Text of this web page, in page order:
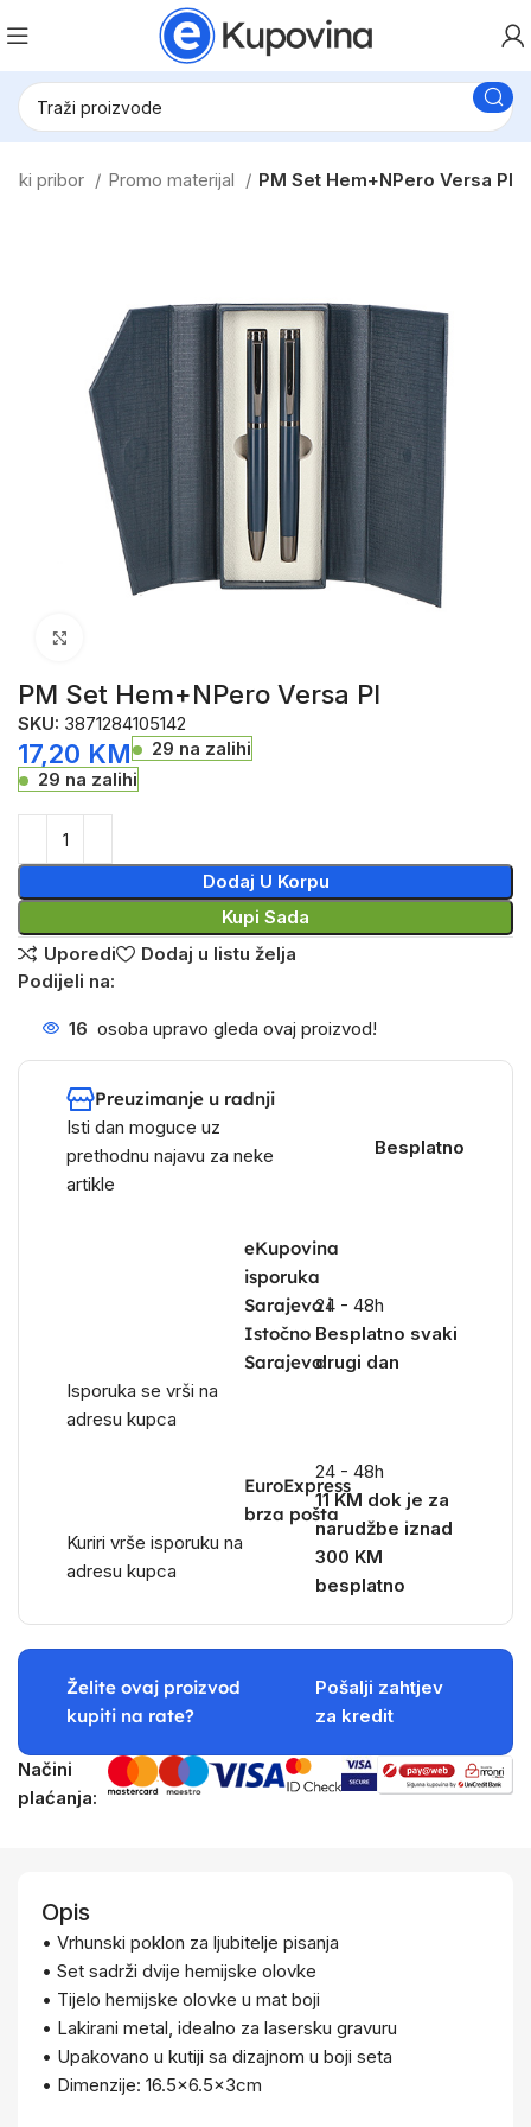
pribor Promo materijal PM Set Hem+NPero Versa Pl
PM Set Hem+NPero Versa Pl
SKU: 3871284105142
17,20 KM
29 na zalihi
29 na zalihi
Dodaj U Korpu
Kupi Sada
Uporedi
Dodaj u listu želja
Podijeli na:
16 osoba upravo gleda ovaj proizvod!
Preuzimanje u radnji
Isti dan moguce uz
prethodnu najavu za neke
artikle
Besplatno
eKupovina
isporuka
Sarajevo i
Istočno
Sarajevo
Isporuka se vrši na
adresu kupca
24 - 48h
Besplatno svaki
drugi dan
EuroExpress
brza pošta
Kuriri vrše isporuku na
adresu kupca
24 - 48h
11 KM dok je za
narudžbe iznad
300 KM
besplatno
Želite ovaj proizvod
kupiti na rate?
Pošalji zahtjev
za kredit
Načini
plaćanja:
Opis
• Vrhunski poklon za ljubitelje pisanja
• Set sadrži dvije hemijske olovke
• Tijelo hemijske olovke u mat boji
• Lakirani metal, idealno za lasersku gravuru
• Upakovano u kutiji sa dizajnom u boji seta
• Dimenzije: 16.5×6.5x3cm